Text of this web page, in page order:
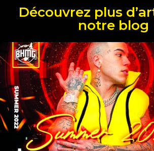
Découvrez plus
notre blog